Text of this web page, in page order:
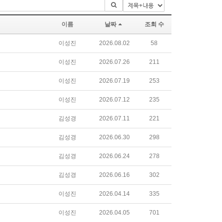
이름 날짜 조회 수
이성진 2026.08.02 58
이성진 2026.07.26 211
이성진 2026.07.19 253
이성진 2026.07.12 235
김성경 2026.07.11 221
김성경 2026.06.30 298
김성경 2026.06.24 278
김성경 2026.06.16 302
이성진 2026.04.14 335
이성진 2026.04.05 701